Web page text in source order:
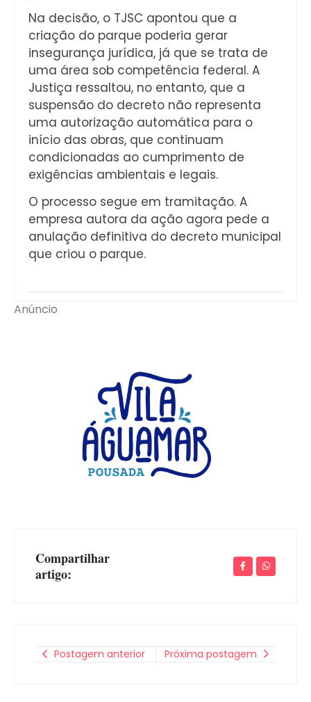
Na decisão, o TJSC apontou que a
criação do parque poderia gerar
insegurança jurídica, já que se trata de
uma área sob competência federal. A
Justiça ressaltou, no entanto, que a
suspensão do decreto não representa
uma autorização automática para o
início das obras, que continuam
condicionadas ao cumprimento de
exigências ambientais e legais.
O processo segue em tramitação. A
empresa autora da ação agora pede a
anulação definitiva do decreto municipal
que criou o parque.
Anúncio
Compartilhar
artigo:
Postagem anterior Próxima postagem